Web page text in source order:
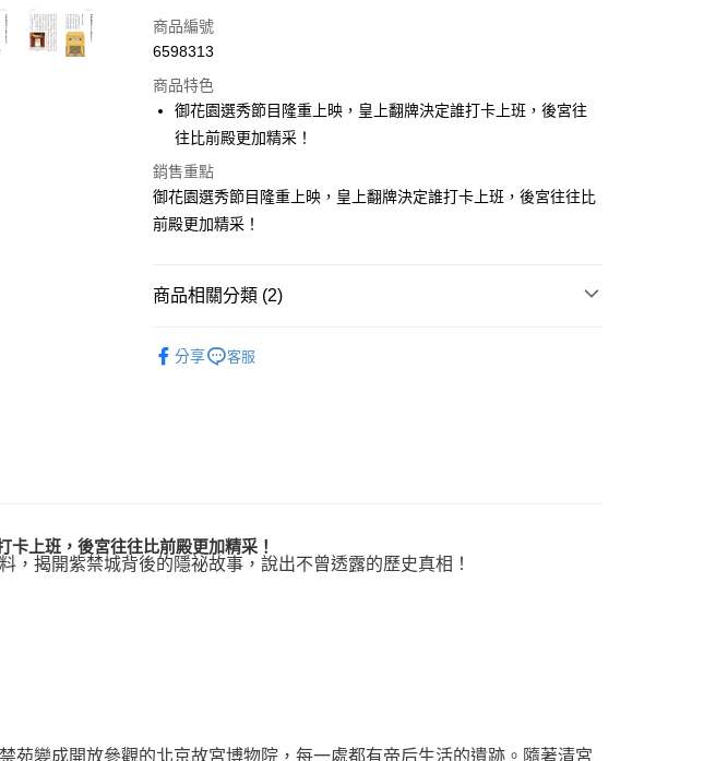
信用卡一次付款
運送方式
付款後全家取貨
每筆NT$60，滿NT$499(含以上)免運費
每筆NT$100，滿NT$499(含以上)免運費
商品編號
6598313
商品特色
御花園選秀節目隆重上映，皇上翻牌決定誰打卡上班，後宮往
往比前殿更加精采！
銷售重點
御花園選秀節目隆重上映，皇上翻牌決定誰打卡上班，後宮往往比
前殿更加精采！
商品相關分類 (2)
分享 客服
上班，後宮往往比前殿更加精采！
，揭開紫禁城背後的隱祕故事，說出不曾透露的歷史真相！
苑變成開放參觀的北京故宮博物院，每一處都有帝后生活的遺跡。隨著清宮